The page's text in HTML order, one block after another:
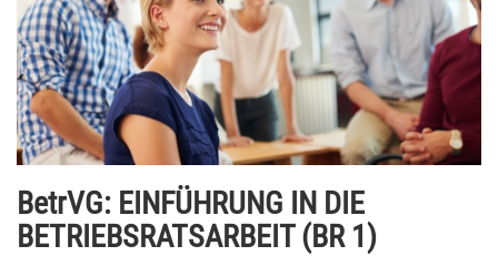
BetrVG: EINFÜHRUNG IN DIE
BETRIEBSRATSARBEIT (BR 1)